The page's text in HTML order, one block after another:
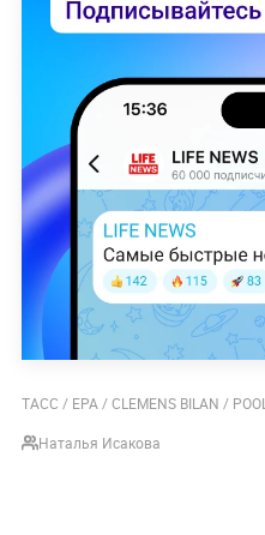
ТАСС / EPA / CLEMENS BILAN / POOL
Наталья Исакова